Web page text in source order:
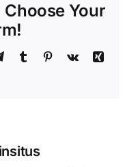
Choose Your
TelegramTumblr Pinterest
Vk
Xing